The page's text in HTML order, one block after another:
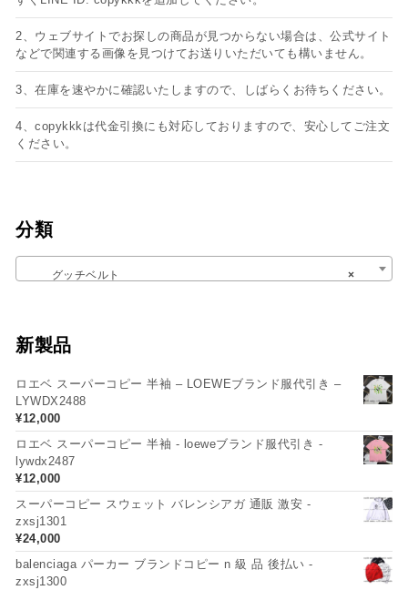
2、ウェブサイトでお探しの商品が見つからない場合は、公式サイト
などで関連する画像を見つけてお送りいただいても構いません。
3、在庫を速やかに確認いたしますので、しばらくお待ちください。
4、copykkkは代金引換にも対応しておりますので、安心してご注文
ください。
分類
×
グッチベルト
新製品
ロエベ スーパーコピー 半袖 – LOEWEブランド服代引き –
LYWDX2488
¥12,000
ロエベ スーパーコピー 半袖 - loeweブランド服代引き -
lywdx2487
¥12,000
スーパーコピー スウェット バレンシアガ 通販 激安 -
zxsj1301
¥24,000
balenciaga パーカー ブランドコピー n 級 品 後払い -
zxsj1300